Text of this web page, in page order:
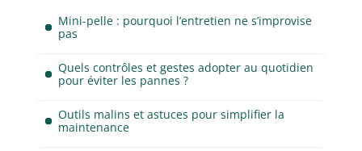
Mini-pelle : pourquoi l’entretien ne s’improvise
pas
Quels contrôles et gestes adopter au quotidien
pour éviter les pannes ?
Outils malins et astuces pour simplifier la
maintenance